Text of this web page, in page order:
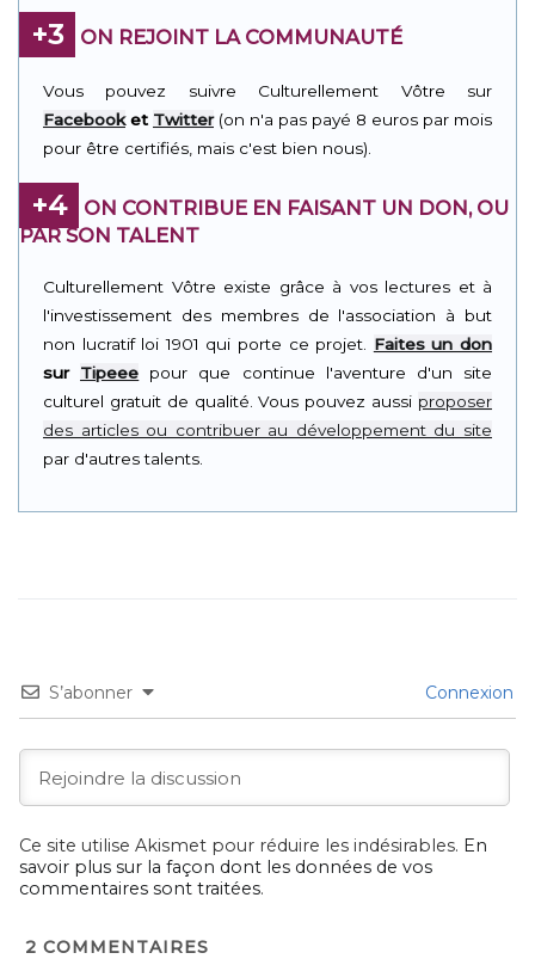
+3 ON REJOINT LA COMMUNAUTÉ
Vous pouvez suivre Culturellement Vôtre sur
Facebooket Twitter(on n'a pas payé 8 euros par mois
pour être certifiés, mais c'est bien nous).
+4
ON CONTRIBUE EN FAISANT UN DON, OU
PAR SON TALENT
Culturellement Vôtre existe grâce à vos lectures et à
l'investissement des membres de l'association à but
non lucratif loi 1901 qui porte ce projet. Faites un don
sur Tipeee pour que continue l'aventure d'un site
culturel gratuit de qualité. Vous pouvez aussi proposer
des articles ou contribuer au développement du site
par d'autres talents.
S’abonner Connexion
Ce site utilise Akismet pour réduire les indésirables. En
savoir plus sur la façon dont les données de vos
commentaires sont traitées.
2 COMMENTAIRES